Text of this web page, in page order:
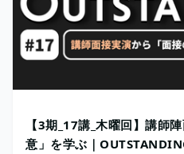
【3期_17講_木曜回】講師
意」を学ぶ｜